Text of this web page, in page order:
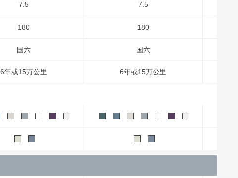
7.5 7.5
180 180
国六 国六
6年或15万公里 6年或15万公里